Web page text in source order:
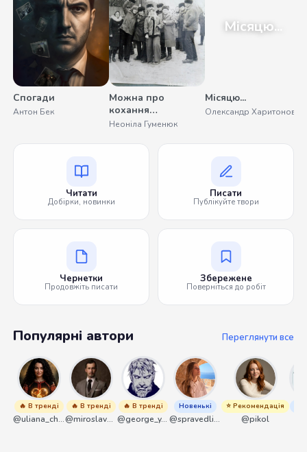
Спогади
Антон Бек
Можна про
кохання
помовчати
Неоніла Гуменюк
Місяцю...
Місяцю...
Олександр Харитонов
Читати
Добірки, новинки
Писати
Публікуйте твори
Чернетки
Продовжіть писати
Збережене
Поверніться до робіт
Популярні автори Переглянути все
🔥 В тренді
@uliana_chernenko
🔥 В тренді
@miroslavmaniyk
🔥 В тренді
@george_y_lawlett
Новенькі
@spravedliwa
⭐ Рекомендація
@pikol